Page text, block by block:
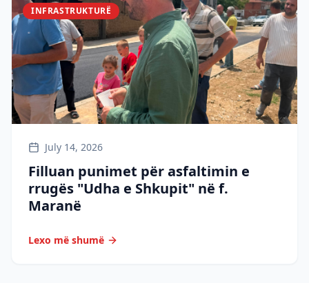
INFRASTRUKTURË
July 14, 2026
Filluan punimet për asfaltimin e
rrugës "Udha e Shkupit" në f.
Maranë
Lexo më shumë